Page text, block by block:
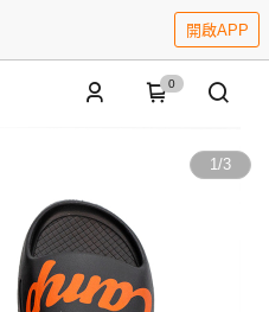
開啟APP
0
1/3